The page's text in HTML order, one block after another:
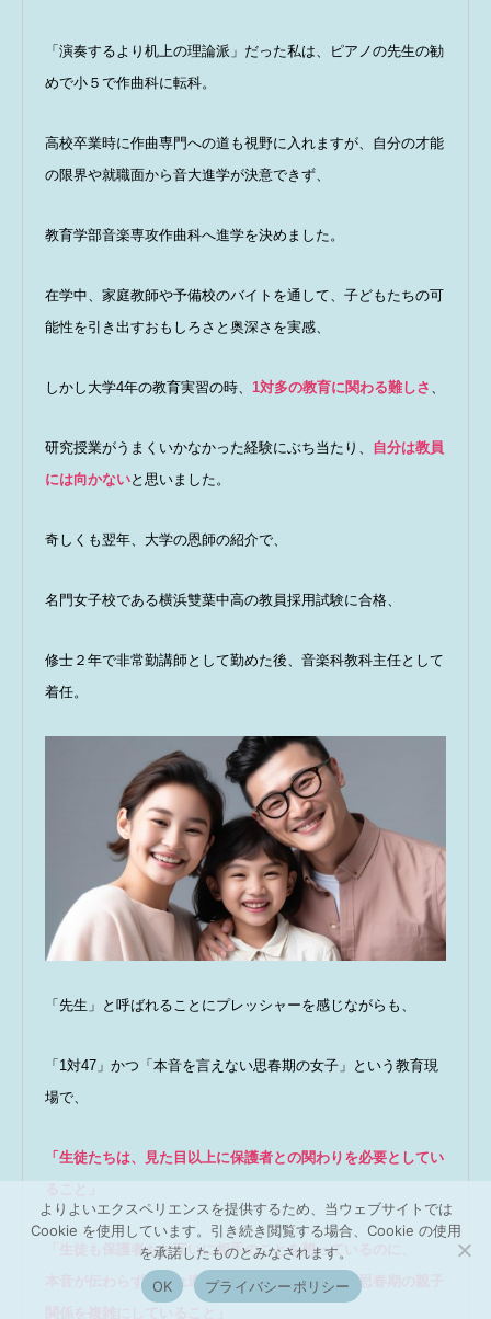
「演奏するより机上の理論派」だった私は、ピアノの先生の勧
めで小５で作曲科に転科。
高校卒業時に作曲専門への道も視野に入れますが、自分の才能
の限界や就職面から音大進学が決意できず、
教育学部音楽専攻作曲科へ進学を決めました。
在学中、家庭教師や予備校のバイトを通して、子どもたちの可
能性を引き出すおもしろさと奥深さを実感、
しかし大学4年の教育実習の時、 1対多の教育に関わる難しさ
研究授業がうまくいかなかった経験にぶち当たり、 自分は教員
には向かないと思いました。
奇しくも翌年、大学の恩師の紹介で、
名門女子校である横浜雙葉中高の教員採用試験に合格、
修士２年で非常勤講師として勤めた後、音楽科教科主任として
着任。
「先生」と呼ばれることにプレッシャーを感じながらも、
「1対47」かつ「本音を言えない思春期の女子」という教育現
場で、
「生徒たちは、見た目以上に保護者との関わりを必要としてい
「生徒も保護者もお互いに相手のことを想っているのに、
本音が伝わらずにすれ違っていることが、さらに思春期の親子
よりよいエクスペリエンスを提供するため、当ウェブサイトでは
Cookie を使用しています。引き続き閲覧する場合、Cookie の使用
を承諾したものとみなされます。
OK
プライバシーポリシー